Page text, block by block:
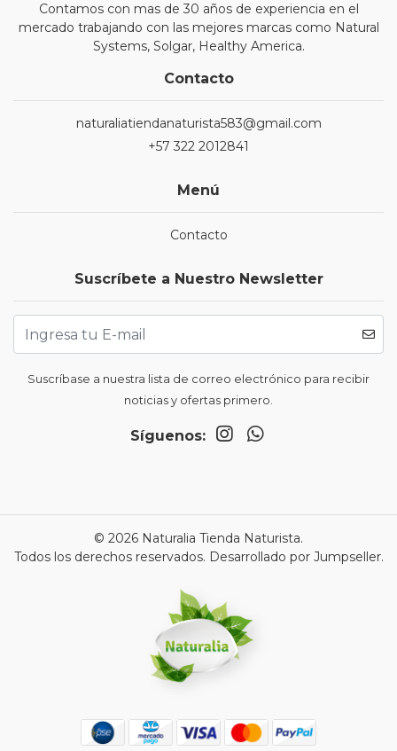
Contamos con mas de 30 años de experiencia en el
mercado trabajando con las mejores marcas como Natural
Systems, Solgar, Healthy America.
Contacto
naturaliatiendanaturista583@gmail.com
+57 322 2012841
Menú
Contacto
Suscríbete a Nuestro Newsletter
Suscríbase a nuestra lista de correo electrónico para recibir
noticias y ofertas primero.
Síguenos:
© 2026 Naturalia Tienda Naturista.
Todos los derechos reservados. Desarrollado por Jumpseller.